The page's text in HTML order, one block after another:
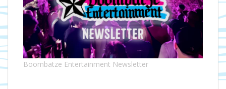
Boombatze Entertainment Newsletter